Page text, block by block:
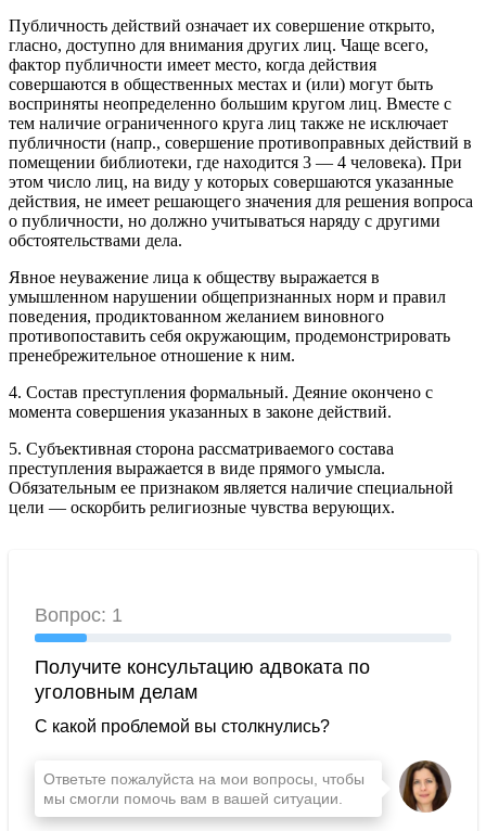
Публичность действий означает их совершение открыто,
гласно, доступно для внимания других лиц. Чаще всего,
фактор публичности имеет место, когда действия
совершаются в общественных местах и (или) могут быть
восприняты неопределенно большим кругом лиц. Вместе с
тем наличие ограниченного круга лиц также не исключает
публичности (напр., совершение противоправных действий в
помещении библиотеки, где находится 3 — 4 человека). При
этом число лиц, на виду у которых совершаются указанные
действия, не имеет решающего значения для решения вопроса
о публичности, но должно учитываться наряду с другими
обстоятельствами дела.
Явное неуважение лица к обществу выражается в
умышленном нарушении общепризнанных норм и правил
поведения, продиктованном желанием виновного
противопоставить себя окружающим, продемонстрировать
пренебрежительное отношение к ним.
4. Состав преступления формальный. Деяние окончено с
момента совершения указанных в законе действий.
5. Субъективная сторона рассматриваемого состава
преступления выражается в виде прямого умысла.
Обязательным ее признаком является наличие специальной
цели — оскорбить религиозные чувства верующих.